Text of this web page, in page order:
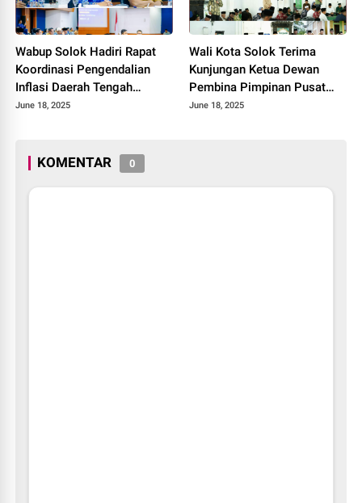
Wabup Solok Hadiri Rapat
Koordinasi Pengendalian
Inflasi Daerah Tengah
Provinsi Sumatera Barat
June 18, 2025
Wali Kota Solok Terima
Kunjungan Ketua Dewan
Pembina Pimpinan Pusat
Muhammadiyah Tahun 2025.
June 18, 2025
KOMENTAR 0